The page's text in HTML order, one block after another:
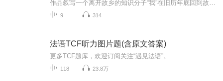
9 314
法语TCF听力图片题(含原文答案)
更多TCF题库，欢迎订阅关注“遇见法语”。
118 23.8万